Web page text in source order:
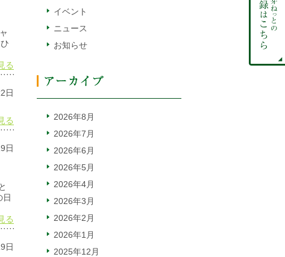
る
日
る
日
日
る
日
イベント
ニュース
お知らせ
2026年8月
2026年7月
2026年6月
2026年5月
2026年4月
2026年3月
2026年2月
2026年1月
2025年12月